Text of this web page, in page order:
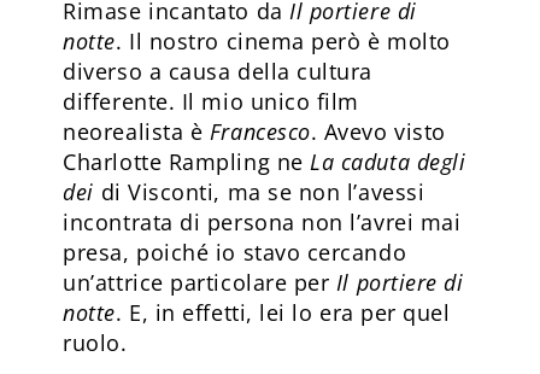
Rimase incantato da Il portiere di
notte. Il nostro cinema però è molto
diverso a causa della cultura
differente. Il mio unico film
neorealista è Francesco. Avevo visto
Charlotte Rampling ne La caduta degli
dei di Visconti, ma se non l’avessi
incontrata di persona non l’avrei mai
presa, poiché io stavo cercando
un’attrice particolare per Il portiere di
notte. E, in effetti, lei lo era per quel
ruolo.